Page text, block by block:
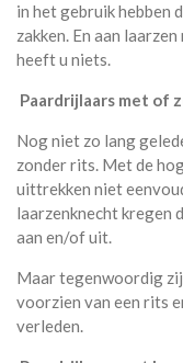
in het gebruik hebben
zakken. En aan
heeft u niets.
Paardrijlaars met of
Nog niet zo lang
zonder rits. Met de
uittrekken niet
laarzenknecht kregen
aan en/of uit.
Maar tegenwoordig
voorzien van een rits
verleden.